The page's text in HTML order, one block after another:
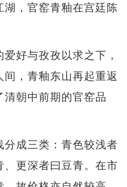
，官窑青釉在宫廷陈
好与孜孜以求之下，
，青釉东山再起重返
朝中前期的官窑品
成三类：青色较浅者
更深者曰豆青。在市